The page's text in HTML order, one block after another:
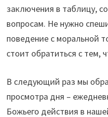
заключения в таблицу,
вопросам. Не нужно
поведение с моральной
стоит обратиться с тем,
В следующий раз мы
просмотра дня –
Божьего действия в